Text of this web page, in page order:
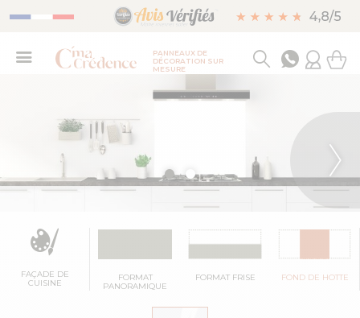
PANNEAUX DE
DÉCORATION SUR
MESURE
FAÇADE DE
CUISINE
FORMAT
PANORAMIQUE
FORMAT FRISE FOND DE HOTTE